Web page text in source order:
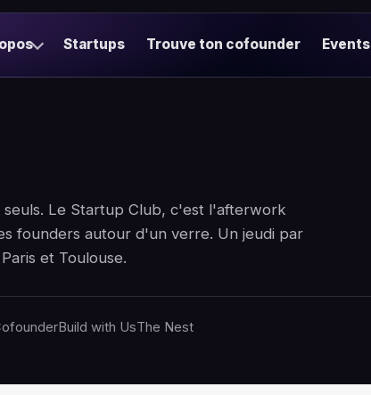
Startups Trouve ton cofounder Events
Le Startup Club, c'est l'afterwork
founders autour d'un verre. Un jeudi par
et Toulouse.
Build with UsThe Nest